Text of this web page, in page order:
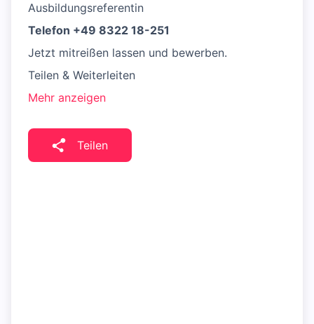
Ausbildungsreferentin
Telefon +49 8322 18-251
Jetzt mitreißen lassen und bewerben.
Teilen & Weiterleiten
Mehr anzeigen
Teilen